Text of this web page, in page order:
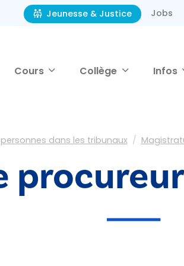
Jeunesse & Justice Jobs
Cours Collège Infos
personnes dans les tribunaux